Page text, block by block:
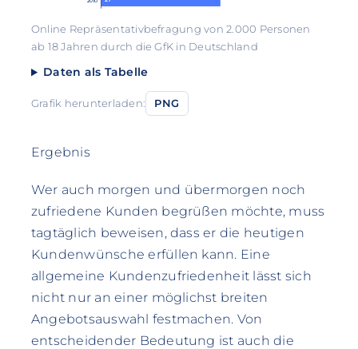
Online Repräsentativbefragung von 2.000 Personen
ab 18 Jahren durch die GfK in Deutschland
Daten als Tabelle
Grafik herunterladen: PNG
Ergebnis
Wer auch morgen und übermorgen noch
zufriedene Kunden begrüßen möchte, muss
tagtäglich beweisen, dass er die heutigen
Kundenwünsche erfüllen kann. Eine
allgemeine Kundenzufriedenheit lässt sich
nicht nur an einer möglichst breiten
Angebotsauswahl festmachen. Von
entscheidender Bedeutung ist auch die